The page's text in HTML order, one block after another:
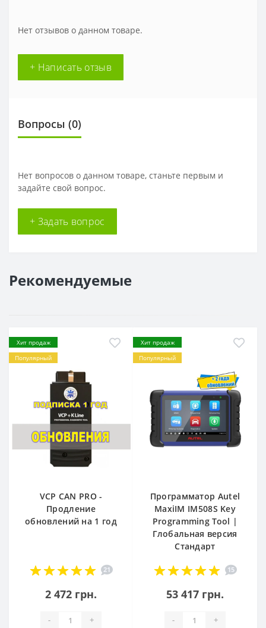
Нет отзывов о данном товаре.
+ Написать отзыв
Вопросы (0)
Нет вопросов о данном товаре, станьте первым и
задайте свой вопрос.
+ Задать вопрос
Рекомендуемые
Хит продаж
Популярный
VCP CAN PRO -
Продление
обновлений на 1 год
21
2 472 грн.
- +
Хит продаж
Популярный
Программатор Autel
MaxiIM IM508S Key
Programming Tool |
Глобальная версия
Стандарт
15
53 417 грн.
- +